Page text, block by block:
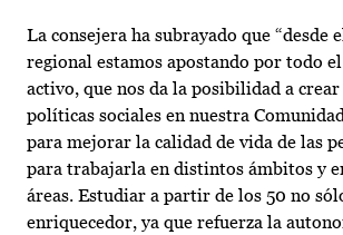
La consejera ha subrayado que “desde
regional estamos apostando por todo
activo, que nos da la posibilidad a crear
políticas sociales en nuestra
para mejorar la calidad de vida de las
para trabajarla en distintos ámbitos y
áreas. Estudiar a partir de los 50 no
enriquecedor, ya que refuerza la